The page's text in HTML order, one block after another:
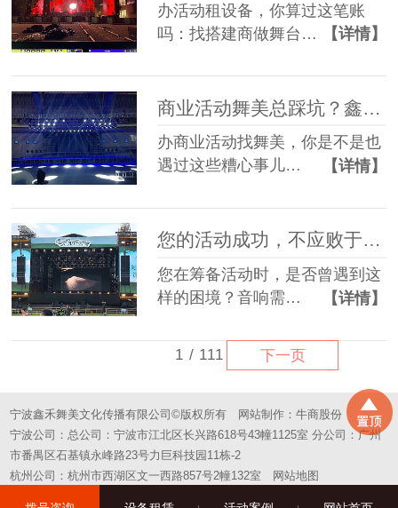
办活动租设备，你算过这笔账
吗：找搭建商做舞台…
【详情】
商业活动舞美总踩坑？鑫禾一站式方案帮您避坑
办商业活动找舞美，你是不是也
遇过这些糟心事儿…
【详情】
您的活动成功，不应败于“拼凑”的舞台——选择一站式，选择省心
您在筹备活动时，是否曾遇到这
样的困境？音响需…
【详情】
1 / 111 下一页
宁波鑫禾舞美文化传播有限公司©版权所有 网站制作：牛商股份
宁波公司：总公司：宁波市江北区长兴路618号43幢1125室 分公司：广州
市番禺区石基镇永峰路23号力巨科技园11栋-2
杭州公司：杭州市西湖区文一西路857号2幢132室
网站地图